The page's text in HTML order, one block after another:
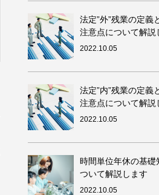
法定”外”残業の定義
注意点について解説
2022.10.05
法定”内”残業の定義
注意点について解説
2022.10.05
時間単位年休の基礎
ついて解説します
2022.10.05